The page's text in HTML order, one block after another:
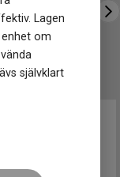
Lagen
om
självklart